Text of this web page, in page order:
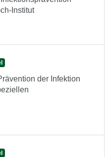
Institut
der Infektion